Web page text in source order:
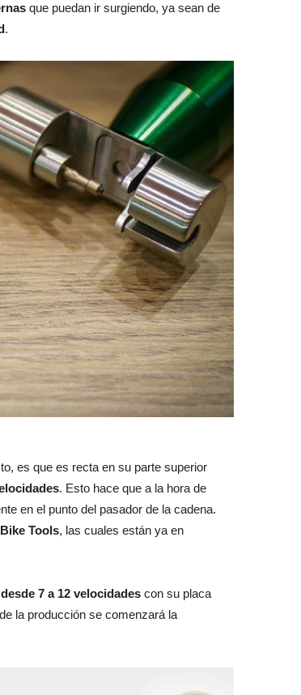
que puedan ir surgiendo, ya sean de
.
es que es recta en su parte superior
. Esto hace que a la hora de
en el punto del pasador de la cadena.
Tools, las cuales están ya en
7 a 12 velocidades con su placa
la producción se comenzará la